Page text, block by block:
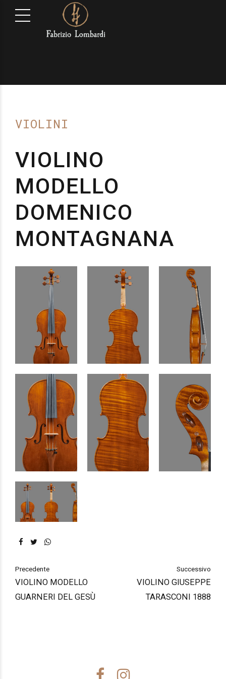
VIOLINI
VIOLINO
MODELLO
DOMENICO
MONTAGNANA
Precedente
VIOLINO MODELLO
GUARNERI DEL GESÙ
Successivo
VIOLINO GIUSEPPE
TARASCONI 1888